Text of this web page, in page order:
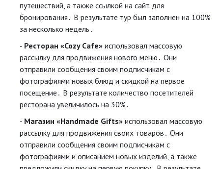
путешествий, а также ссылкой на сайт для
бронирования․ В результате тур был заполнен на 100%
за несколько недель․
Ресторан «Cozy Cafe» использовал массовую
рассылку для продвижения нового меню․ Они
отправили сообщения своим подписчикам с
фотографиями новых блюд и скидкой на первое
посещение․ В результате количество посетителей
ресторана увеличилось на 30%․
Магазин «Handmade Gifts» использовал массовую
рассылку для продвижения своих товаров․ Они
отправили сообщения своим подписчикам с
фотографиями и описанием новых изделий, а также